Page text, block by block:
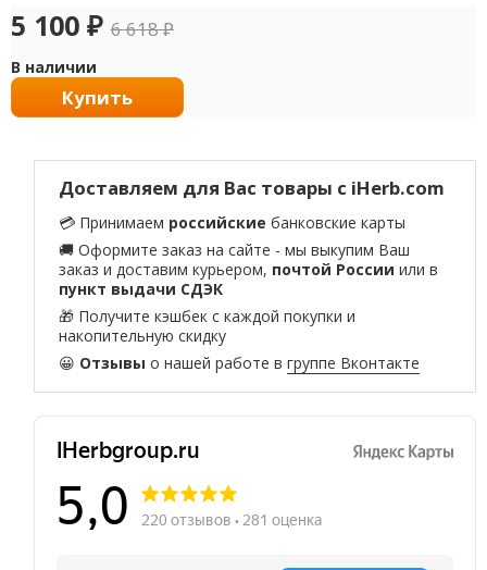
5 100 ₽ 6 618₽
В наличии
Купить
Доставляем для Вас товары с iHerb.com
💳 Принимаем российские банковские карты
🚚 Оформите заказ на сайте - мы выкупим Ваш
заказ и доставим курьером, почтой России или в
пункт выдачи СДЭК
🎁 Получите кэшбек с каждой покупки и
накопительную скидку
😀 Отзывы о нашей работе вгруппе Вконтакте